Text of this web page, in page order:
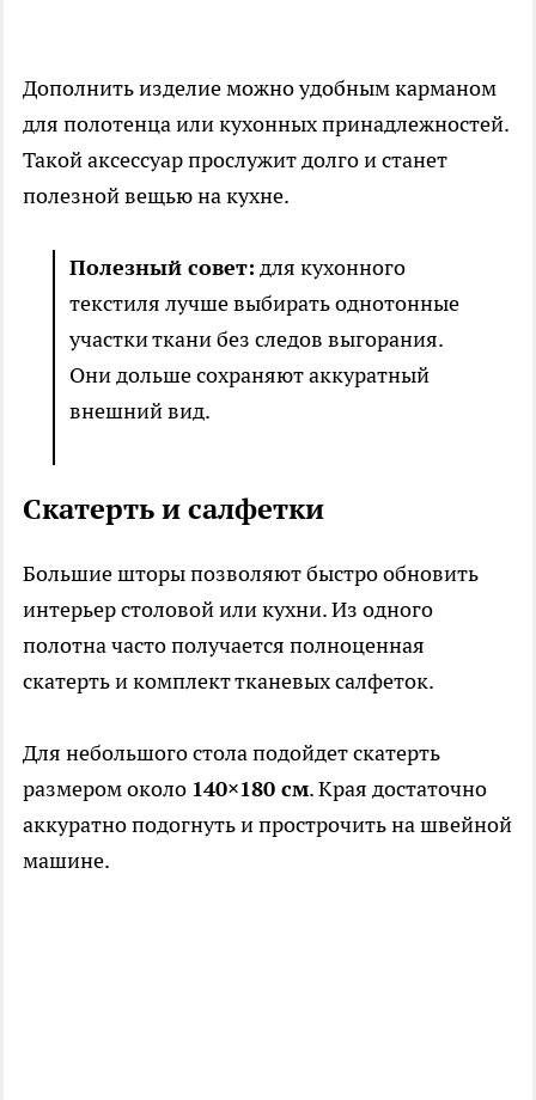
Дополнить изделие можно удобным карманом
для полотенца или кухонных принадлежностей.
Такой аксессуар прослужит долго и станет
полезной вещью на кухне.
Полезный совет: для кухонного
текстиля лучше выбирать однотонные
участки ткани без следов выгорания.
Они дольше сохраняют аккуратный
внешний вид.
Скатерть и салфетки
Большие шторы позволяют быстро обновить
интерьер столовой или кухни. Из одного
полотна часто получается полноценная
скатерть и комплект тканевых салфеток.
Для небольшого стола подойдет скатерть
размером около 140×180 см. Края достаточно
аккуратно подогнуть и прострочить на швейной
машине.